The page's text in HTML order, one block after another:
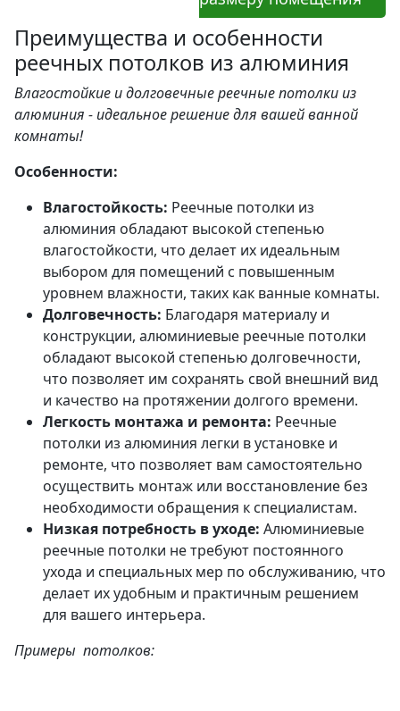
Преимущества и особенности
реечных потолков из алюминия
Влагостойкие и долговечные реечные потолки из
алюминия - идеальное решение для вашей ванной
комнаты!
Особенности:
Влагостойкость: Реечные потолки из
алюминия обладают высокой степенью
влагостойкости, что делает их идеальным
выбором для помещений с повышенным
уровнем влажности, таких как ванные комнаты.
Долговечность: Благодаря материалу и
конструкции, алюминиевые реечные потолки
обладают высокой степенью долговечности,
что позволяет им сохранять свой внешний вид
и качество на протяжении долгого времени.
Легкость монтажа и ремонта: Реечные
потолки из алюминия легки в установке и
ремонте, что позволяет вам самостоятельно
осуществить монтаж или восстановление без
необходимости обращения к специалистам.
Низкая потребность в уходе: Алюминиевые
реечные потолки не требуют постоянного
ухода и специальных мер по обслуживанию, что
делает их удобным и практичным решением
для вашего интерьера.
Примеры потолков: